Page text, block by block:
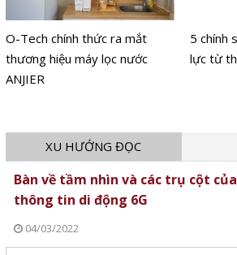
O-Tech chính thức ra mắt
thương hiệu máy lọc nước
ANJIER
5 chính
lực từ
XU HƯỚNG ĐỌC
Bàn về tầm nhìn và các trụ cột
thông tin di động 6G
04/03/2022